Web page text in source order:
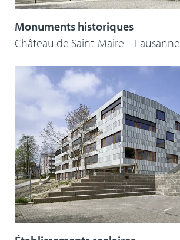
Monuments historiques
Château de Saint-Maire – Lausanne